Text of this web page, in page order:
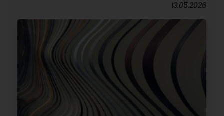
13.05.2026